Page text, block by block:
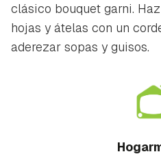
clásico bouquet garni.
hojas y átelas con un
aderezar sopas y guisos.